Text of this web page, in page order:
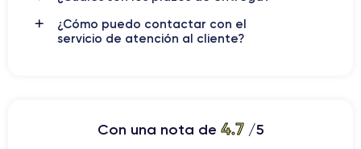
¿Cómo puedo contactar con el
servicio de atención al cliente?
Con una nota de 4.7/5